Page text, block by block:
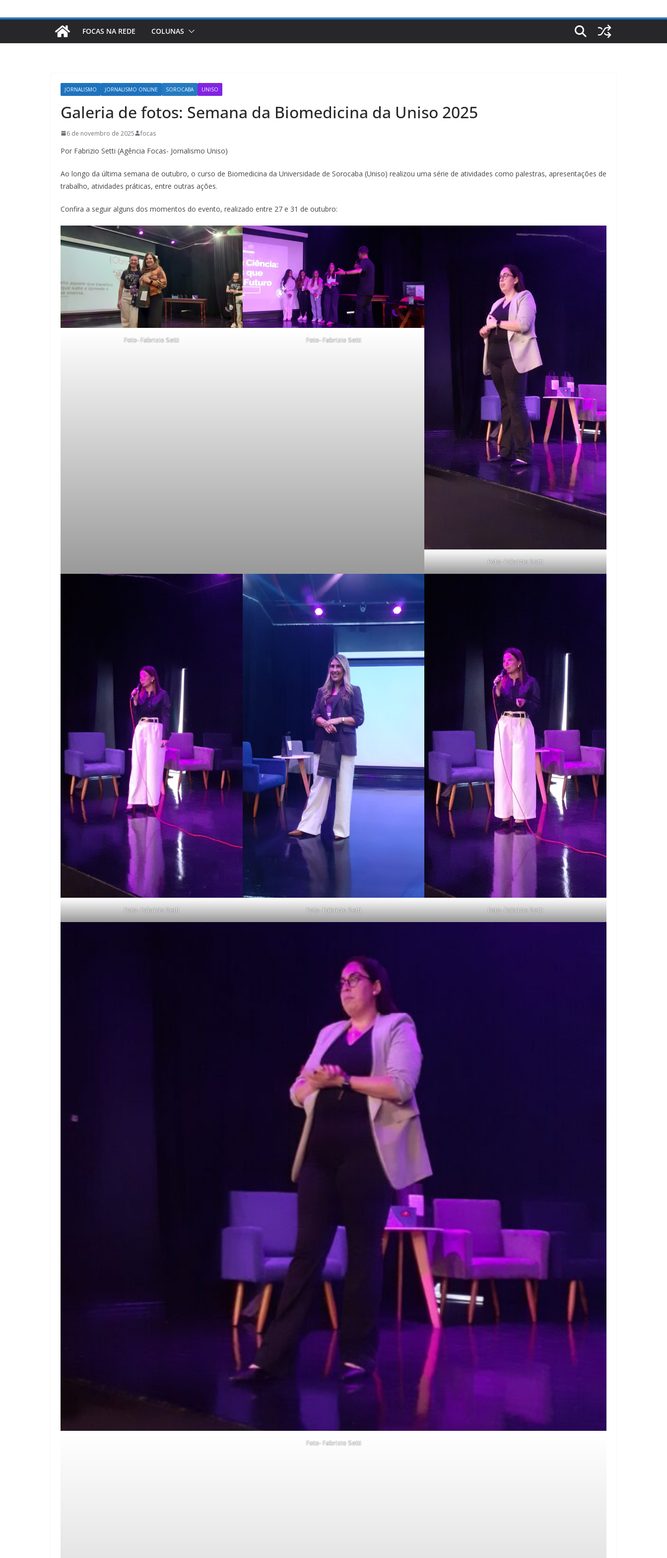
FOCAS NA REDE COLUNAS
JORNALISMO JORNALISMO ONLINE SOROCABA UNISO
Galeria de fotos: Semana da Biomedicina da Uniso 2025
6 de novembro de 2025 focas
Por Fabrizio Setti (Agência Focas- Jornalismo Uniso)
Ao longo da última semana de outubro, o curso de Biomedicina da Universidade de Sorocaba (Uniso) realizou uma série de atividades como palestras, apresentações de
trabalho, atividades práticas, entre outras ações.
Confira a seguir alguns dos momentos do evento, realizado entre 27 e 31 de outubro:
Foto- Fabrizio Setti Foto- Fabrizio Setti
Foto- Fabrizio Setti
Foto- Fabrizio Setti Foto- Fabrizio Setti Foto- Fabrizio Setti
Foto- Fabrizio Setti